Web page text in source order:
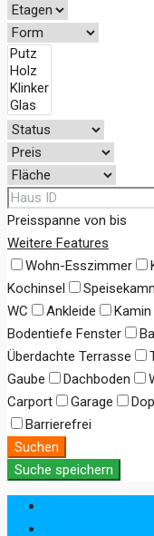
Preisspanne von bis
Weitere Features
Wohn-Esszimmer
Kochinsel
WC
Ankleide Kamin
Bodentiefe Fenster
Überdachte Terrasse
Gaube
Dachboden
Carport
Garage
Barrierefrei
Suchen
Suche speichern